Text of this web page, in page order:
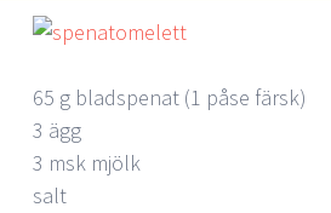
65 g bladspenat (1 påse färsk)
3 ägg
3 msk mjölk
salt